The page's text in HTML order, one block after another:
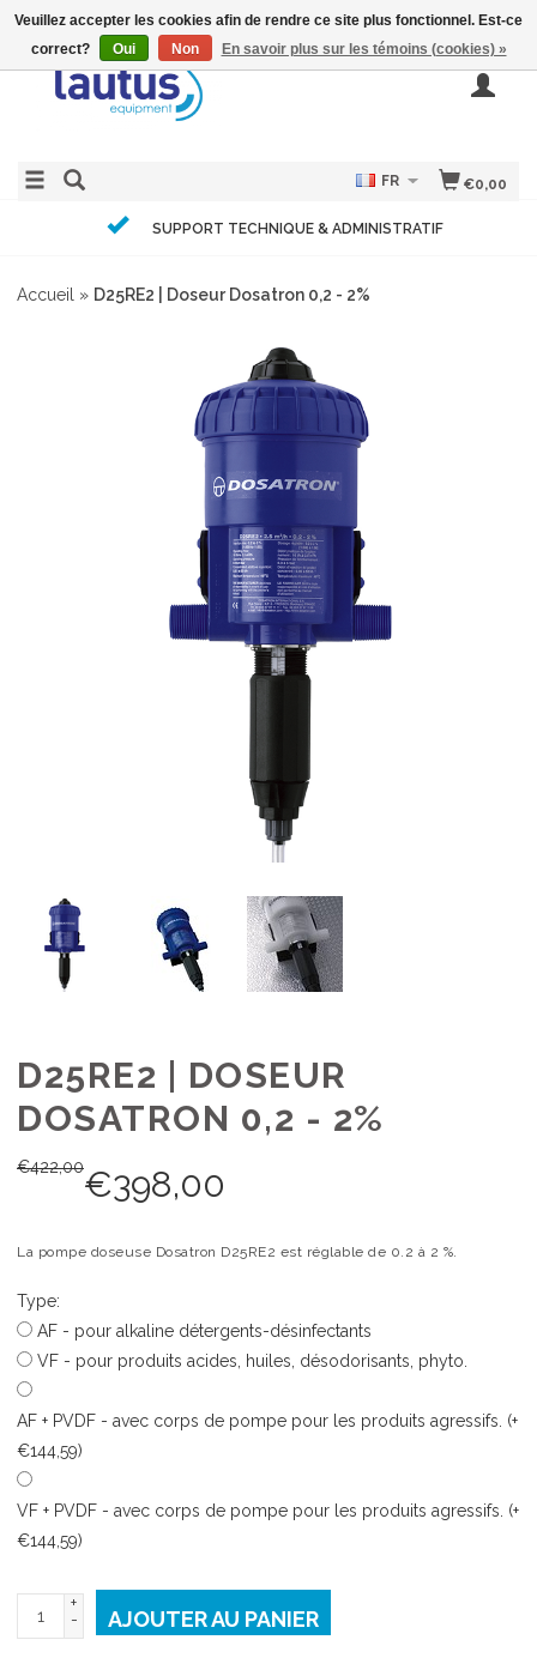
€0,00
FR
SUPPORT TECHNIQUE & ADMINISTRATIF
Accueil » D25RE2 | Doseur Dosatron 0,2 - 2%
D25RE2 | DOSEUR
DOSATRON 0,2 - 2%
€422,00€398,00
La pompe doseuse Dosatron D25RE2 est réglable de 0.2 à 2 %.
Type:
AF - pour alkaline détergents-désinfectants
VF - pour produits acides, huiles, désodorisants, phyto.
AF + PVDF - avec corps de pompe pour les produits agressifs. (+
€144,59)
VF + PVDF - avec corps de pompe pour les produits agressifs. (+
€144,59)
+
-
AJOUTER AU PANIER
Veuillez accepter les cookies afin de rendre ce site plus fonctionnel. Est-ce
correct?
Oui Non En savoir plus sur les témoins (cookies) »